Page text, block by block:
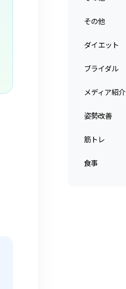
その他
ダイエット
ブライダル
メディア紹介
姿勢改善
筋トレ
食事